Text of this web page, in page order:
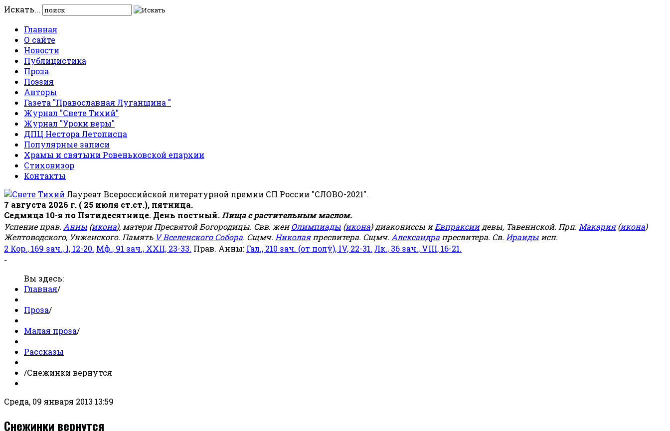
Искать...
Главная
О сайте
Новости
Публицистика
Проза
Поэзия
Авторы
Газета "Православная Луганщина "
Журнал "Свете Тихий"
Журнал "Уроки веры"
ДПЦ Нестора Летописца
Популярные записи
Храмы и святыни Ровеньковской епархии
Стиховизор
Контакты
Лауреат Всероссийской литературной премии СП России "СЛОВО-2021".
7 августа 2026 г. ( 25 июля ст.ст.), пятница.
Седмица 10-я по Пятидесятнице. День постный. Пища с растительным маслом.
Успение прав. Анны (икона), матери Пресвятой Богородицы. Свв. женОлимпиады (икона) диакониссы иЕвпраксиидевы, Тавеннской. Прп. Макария(икона)
Желтоводского, Унженского. Память V Вселенского Собора. Сщмч. Николаяпресвитера. Сщмч. Александра пресвитера. Св. Ираиды исп.
2 Кор., 169 зач., I, 12-20. Мф., 91 зач., XXII, 23-33. Прав. Анны: Гал., 210 зач. (от полу́), IV, 22-31. Лк., 36 зач., VIII, 16-21.
-
Вы здесь:
Главная/
Проза/
Малая проза/
Рассказы
/Снежинки вернутся
Среда, 09 января 2013 13:59
Снежинки вернутся